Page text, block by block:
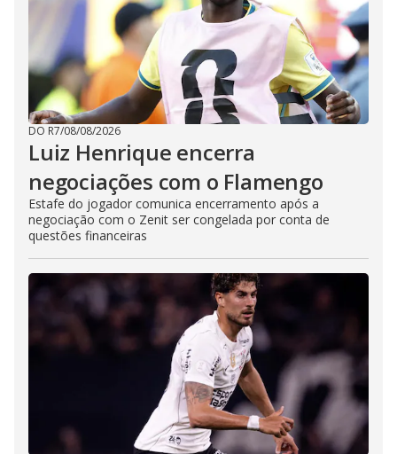
DO R7/08/08/2026
Luiz Henrique encerra
negociações com o Flamengo
Estafe do jogador comunica encerramento após a
negociação com o Zenit ser congelada por conta de
questões financeiras